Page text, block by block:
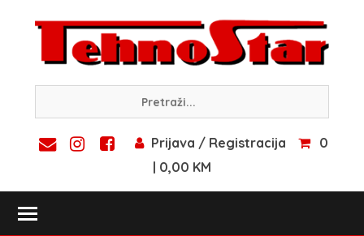
content
Prijava / Registracija
0
| 0,00 KM